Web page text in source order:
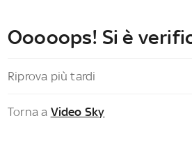
Ooooops! Si è
Riprova più tardi
Torna a Video Sky